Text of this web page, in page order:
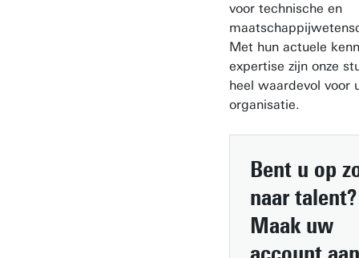
voor technische en
Met hun actuele
expertise zijn onze
heel waardevol voor
organisatie.
Bent u op
naar talent?
Maak uw